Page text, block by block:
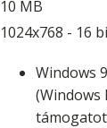
10 MB
1024x768 - 16
Windows
(Windows